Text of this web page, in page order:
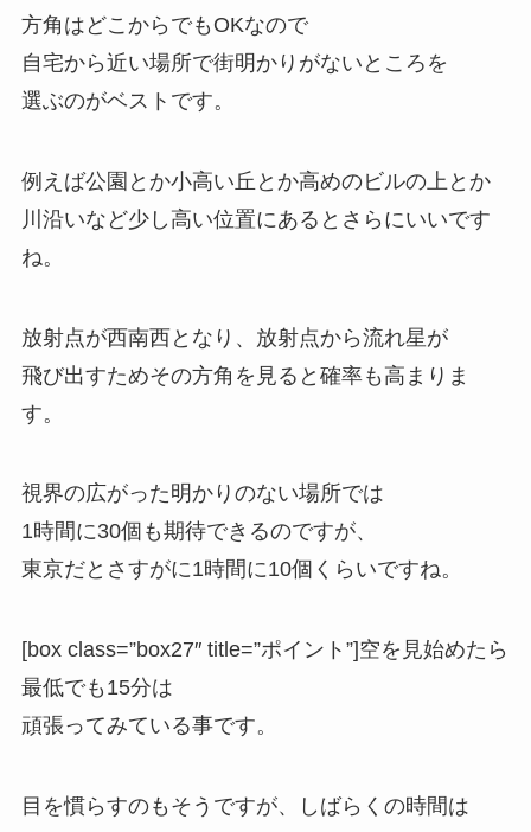
方角はどこからでもOKなので
自宅から近い場所で街明かりがないところを
選ぶのがベストです。
例えば公園とか小高い丘とか高めのビルの上とか
川沿いなど少し高い位置にあるとさらにいいです
ね。
放射点が西南西となり、放射点から流れ星が
飛び出すためその方角を見ると確率も高まりま
す。
視界の広がった明かりのない場所では
1時間に30個も期待できるのですが、
東京だとさすがに1時間に10個くらいですね。
[box class=”box27″ title=”ポイント”]空を見始めたら
最低でも15分は
頑張ってみている事です。
目を慣らすのもそうですが、しばらくの時間は